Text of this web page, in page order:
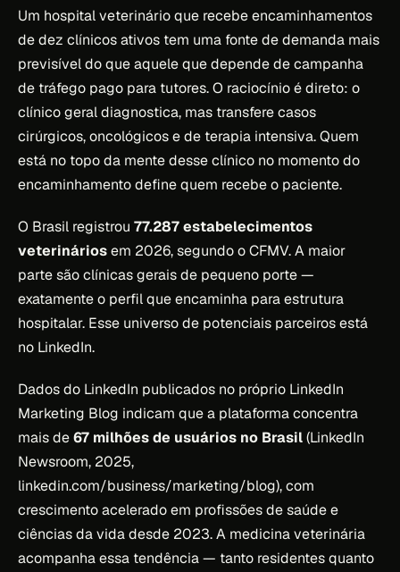
Um hospital veterinário que recebe encaminhamentos
de dez clínicos ativos tem uma fonte de demanda mais
previsível do que aquele que depende de campanha
de tráfego pago para tutores. O raciocínio é direto: o
clínico geral diagnostica, mas transfere casos
cirúrgicos, oncológicos e de terapia intensiva. Quem
está no topo da mente desse clínico no momento do
encaminhamento define quem recebe o paciente.
O Brasil registrou 77.287 estabelecimentos
veterináriosem 2026, segundo o CFMV. A maior
parte são clínicas gerais de pequeno porte —
exatamente o perfil que encaminha para estrutura
hospitalar. Esse universo de potenciais parceiros está
no LinkedIn.
Dados do LinkedIn publicados no próprio LinkedIn
Marketing Blog indicam que a plataforma concentra
mais de67 milhões de usuários no Brasil(LinkedIn
Newsroom, 2025,
linkedin.com/business/marketing/blog), com
crescimento acelerado em profissões de saúde e
ciências da vida desde 2023. A medicina veterinária
acompanha essa tendência — tanto residentes quanto